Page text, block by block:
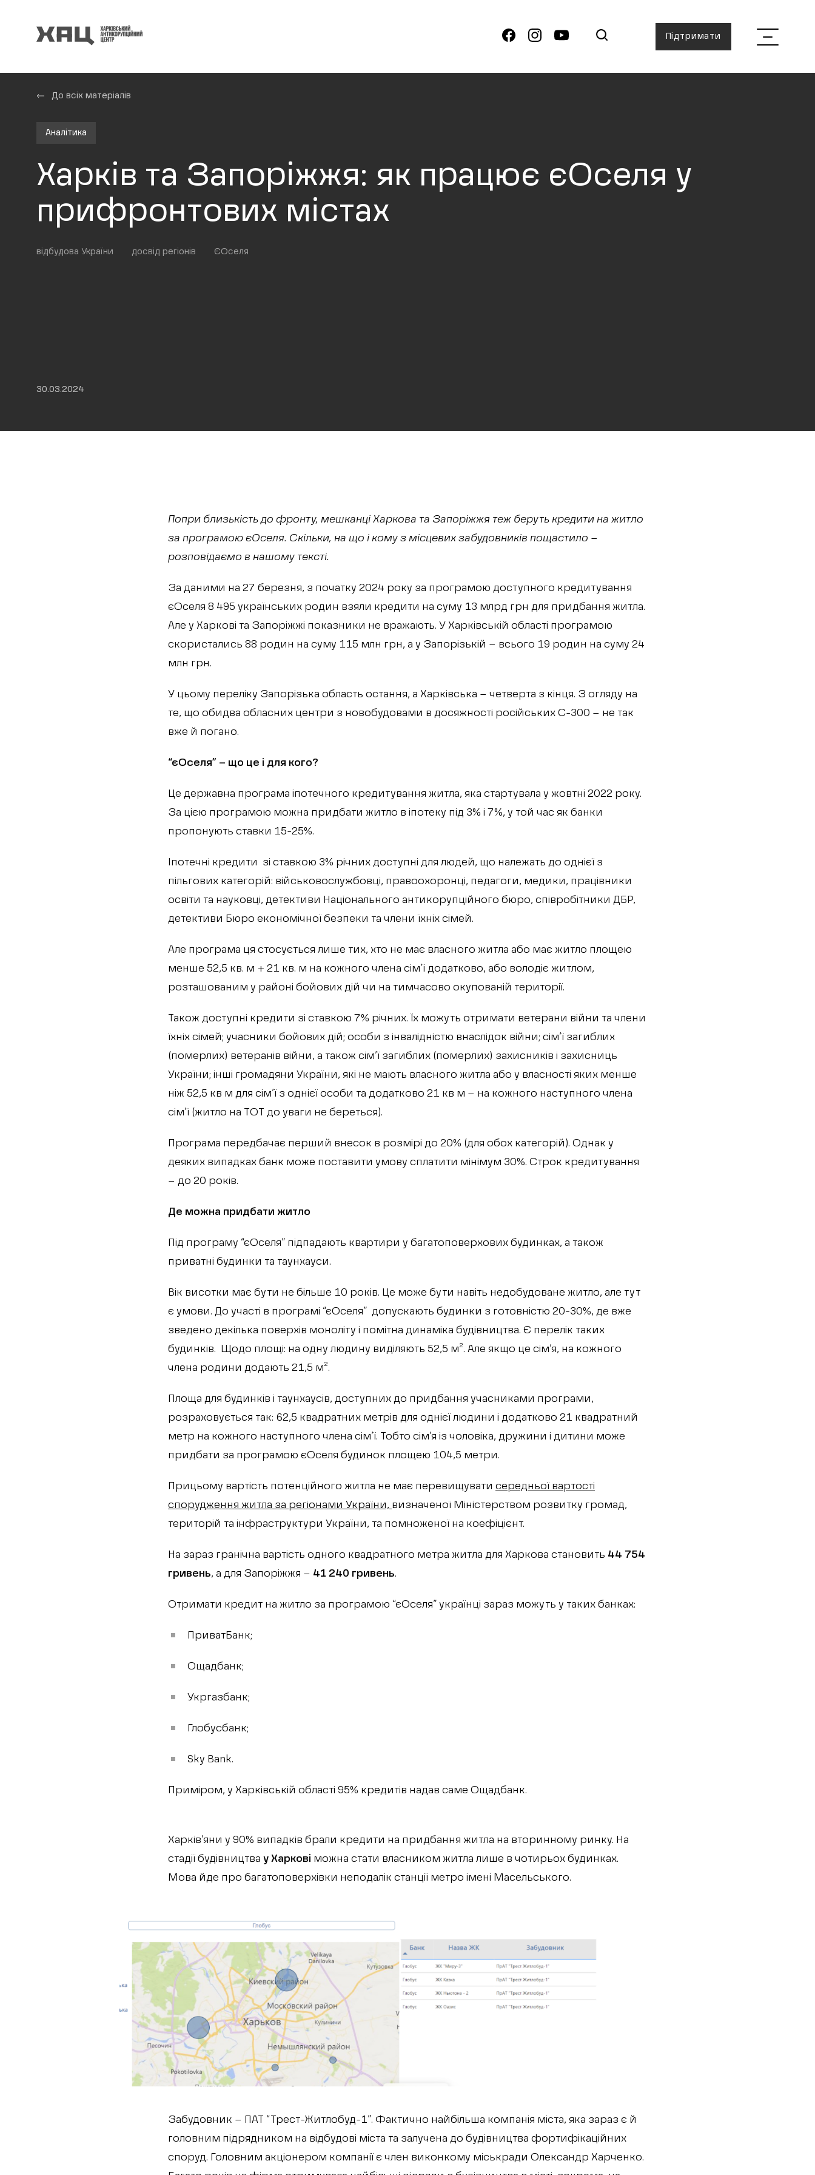
Підтримати
До всіх матеріалів
Аналітика
Харків та Запоріжжя: як працює єОселя у
прифронтових містах
відбудова України досвід регіонів ЄОселя
30.03.2024
Попри близькість до фронту, мешканці Харкова та Запоріжжя теж беруть кредити на житло
за програмою єОселя. Скільки, на що і кому з місцевих забудовників пощастило –
розповідаємо в нашому тексті.
За даними на 27 березня, з початку 2024 року за програмою доступного кредитування
єОселя 8 495 українських родин взяли кредити на суму 13 млрд грн для придбання житла.
Але у Харкові та Запоріжжі показники не вражають. У Харківській області програмою
скористались 88 родин на суму 115 млн грн, а у Запорізькій – всього 19 родин на суму 24
млн грн.
У цьому переліку Запорізька область остання, а Харківська – четверта з кінця. З огляду на
те, що обидва обласних центри з новобудовами в досяжності російських С-300 – не так
вже й погано.
“єОселя” – що це і для кого?
Це державна програма іпотечного кредитування житла, яка стартувала у жовтні 2022 року.
За цією програмою можна придбати житло в іпотеку під 3% і 7%, у той час як банки
пропонують ставки 15-25%.
Іпотечні кредити зі ставкою 3% річних доступні для людей, що належать до однієї з
пільгових категорій: військовослужбовці, правоохоронці, педагоги, медики, працівники
освіти та науковці, детективи Національного антикорупційного бюро, співробітники ДБР,
детективи Бюро економічної безпеки та члени їхніх сімей.
Але програма ця стосується лише тих, хто не має власного житла або має житло площею
менше 52,5 кв. м + 21 кв. м на кожного члена сім’ї додатково, або володіє житлом,
‍розташованим у районі бойових дій чи на тимчасово окупованій території.
Також доступні кредити зі ставкою 7% річних. Їх можуть отримати ветерани війни та члени
їхніх сімей; учасники бойових дій; особи з інвалідністю внаслідок війни; сім’ї загиблих
(померлих) ветеранів війни, а також сім’ї загиблих (померлих) захисників і захисниць
України; інші громадяни України, які не мають власного житла або у власності яких менше
ніж 52,5 кв м для сім’ї з однієї особи та додатково 21 кв м – на кожного наступного члена
сім’ї (житло на ТОТ до уваги не береться).
Програма передбачає перший внесок в розмірі до 20% (для обох категорій). Однак у
деяких випадках банк може поставити умову сплатити мінімум 30%. Строк кредитування
– до 20 років.
Де можна придбати житло
Під програму “єОселя” підпадають квартири у багатоповерхових будинках, а також
приватні будинки та таунхауси.
Вік висотки має бути не більше 10 років. Це може бути навіть недобудоване житло, але тут
є умови. До участі в програмі “єОселя” допускають будинки з готовністю 20-30%, де вже
зведено декілька поверхів моноліту і помітна динаміка будівництва. Є перелік таких
будинків. Щодо площі: на одну людину виділяють 52,5 м². Але якщо це сім’я, на кожного
члена родини додають 21,5 м².
Площа для будинків і таунхаусів, доступних до придбання учасниками програми,
розраховується так: 62,5 квадратних метрів для однієї людини і додатково 21 квадратний
метр на кожного наступного члена сім’ї. Тобто сім’я із чоловіка, дружини і дитини може
придбати за програмою єОселя будинок площею 104,5 метри.
Прицьому вартість потенційного житла не має перевищувати середньої вартості
спорудження житла за регіонами України, визначеної Міністерством розвитку громад,
територій та інфраструктури України, та помноженої на коефіцієнт.
На зараз гранічна вартість одного квадратного метра житла для Харкова становить 44 754
гривень, а для Запоріжжя – 41 240 гривень.
Отримати кредит на житло за програмою “єОселя” українці зараз можуть у таких банках:
ПриватБанк;
Ощадбанк;
Укргазбанк;
Глобусбанк;
Sky Bank.
Приміром, у Харківській області 95% кредитів надав саме Ощадбанк.
Харків’яни у 90% випадків брали кредити на придбання житла на вторинному ринку. На
стадії будівництва у Харкові можна стати власником житла лише в чотирьох будинках.
Мова йде про багатоповерхівки неподалік станції метро імені Масельського.
Забудовник – ПАТ “Трест-Житлобуд-1”. Фактично найбільша компанія міста, яка зараз є й
головним підрядником на відбудові міста та залучена до будівництва фортифікаційних
споруд. Головним акціонером компанії є член виконкому міськради Олександр Харченко.